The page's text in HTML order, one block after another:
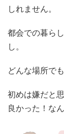
しれません。
都会での暮ら
し。
どんな場所で
初めは嫌だと
良かった！な